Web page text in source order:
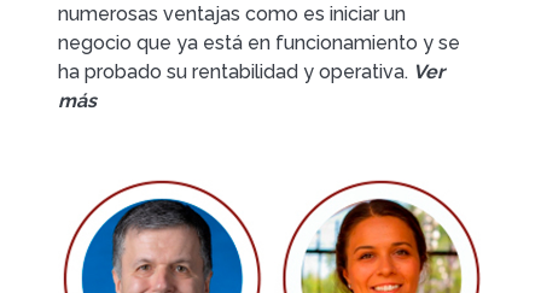
numerosas ventajas como es iniciar un
negocio que ya está en funcionamiento y se
ha probado su rentabilidad y operativa. Ver
más